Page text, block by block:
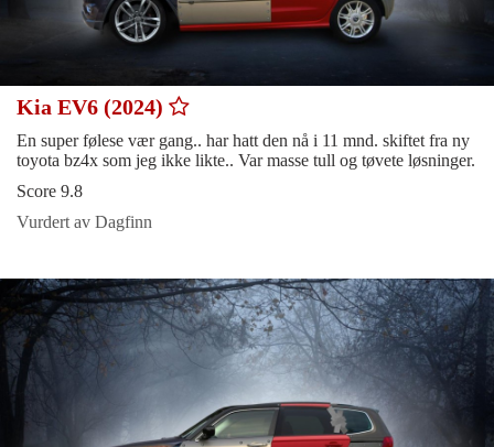
Kia EV6 (2024)
En super følese vær gang.. har hatt den nå i 11 mnd. skiftet fra ny
toyota bz4x som jeg ikke likte.. Var masse tull og tøvete løsninger.
Score 9.8
Vurdert av Dagfinn